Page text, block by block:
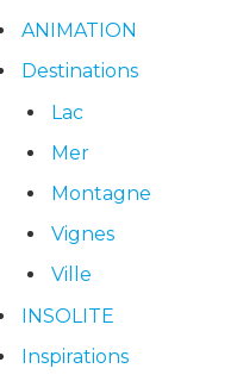
ANIMATION
Destinations
Lac
Mer
Montagne
Vignes
Ville
INSOLITE
Inspirations